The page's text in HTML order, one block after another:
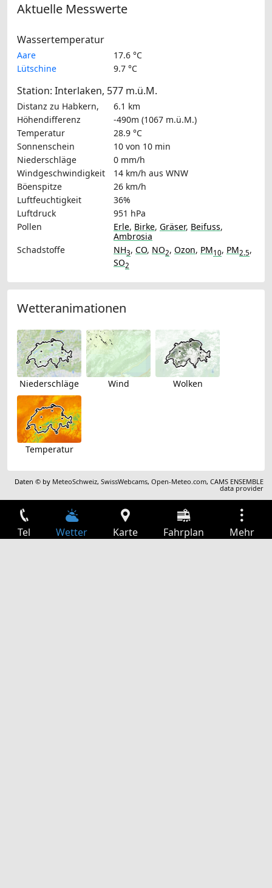
Aktuelle Messwerte
Wassertemperatur
Aare
17.6 °C
Lütschine
9.7 °C
Station: Interlaken, 577 m.ü.M.
Distanz zu Habkern,
6.1 km
Höhendifferenz
-490m (1067 m.ü.M.)
Temperatur
28.9 °C
Sonnenschein
10 von 10 min
Niederschläge
0 mm/h
Windgeschwindigkeit
14 km/h aus WNW
Böenspitze
26 km/h
Luftfeuchtigkeit
36%
Luftdruck
951 hPa
Pollen
Erle, Birke, Gräser, Beifuss,
Ambrosia
Schadstoffe
NH3, CO, NO2, Ozon, PM10, PM2.5,
SO2
Wetteranimationen
Niederschläge Wind Wolken
Temperatur
Daten © by MeteoSchweiz,SwissWebcams,Open-Meteo.com,CAMS ENSEMBLE
data provider
Tel Wetter Karte Fahrplan Mehr